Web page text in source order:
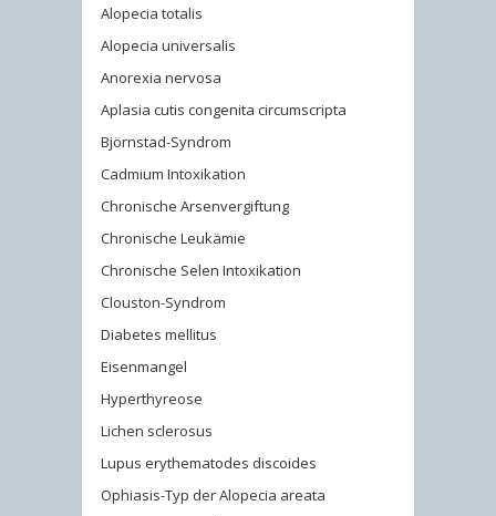
Alopecia totalis
Alopecia universalis
Anorexia nervosa
Aplasia cutis congenita circumscripta
Björnstad-Syndrom
Cadmium Intoxikation
Chronische Arsenvergiftung
Chronische Leukämie
Chronische Selen Intoxikation
Clouston-Syndrom
Diabetes mellitus
Eisenmangel
Hyperthyreose
Lichen sclerosus
Lupus erythematodes discoides
Ophiasis-Typ der Alopecia areata